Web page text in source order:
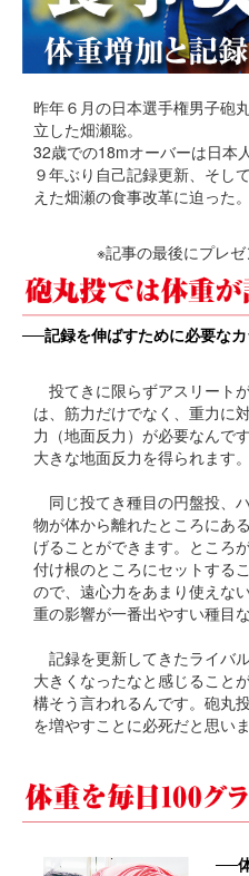
昨年６月の日本選手権男子砲
立した畑瀬聡。
32歳での18mオーバーは日本
９年ぶり自己記録更新、そし
えた畑瀬の食事改革に迫った。
※記事の最後にプレゼ
──記録を伸ばすために必要なカ
投てきに限らずアスリート
は、筋力だけでなく、重力に
力（地面反力）が必要なんで
大きな地面反力を得られます。
同じ投てき種目の円盤投、
物が体から離れたところにあ
げることができます。ところ
付け根のところにセットする
ので、遠心力をあまり使えな
重の影響が一番出やすい種目な
記録を更新してきたライバ
大きくなったなと感じること
構そう言われるんです。砲丸
を増やすことに必死だと思いま
──